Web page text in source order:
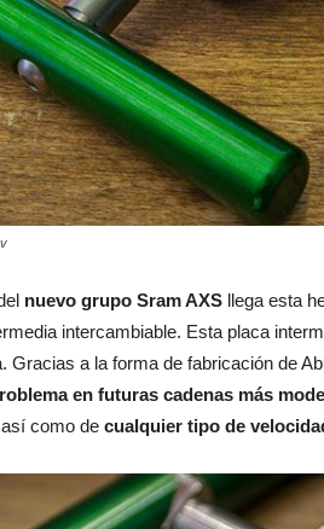
nuevo grupo Sram AXS llega esta
intercambiable. Esta placa
Gracias a la forma de fabricación de
en futuras cadenas más
como de cualquier tipo de